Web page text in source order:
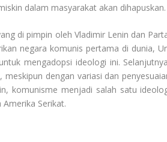
dalam masyarakat akan dihapuskan.
di pimpin oleh Vladimir Lenin dan
negara komunis pertama di dunia,
mengadopsi ideologi ini.
dengan variasi dan
komunisme menjadi salah satu
Serikat.